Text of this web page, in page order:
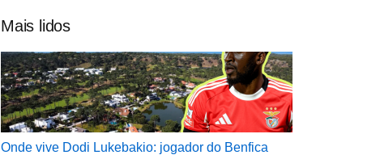
Mais lidos
Onde vive Dodi Lukebakio: jogador do Benfica